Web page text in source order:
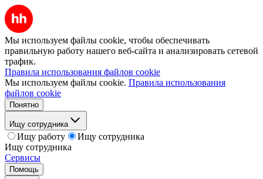
Мы используем файлы cookie, чтобы обеспечивать
правильную работу нашего веб-сайта и анализировать сетевой
трафик.
Правила использования файлов cookie
Мы используем файлы cookie. Правила использования
файлов cookie
Понятно
Ищу сотрудника
Ищу работу
Ищу сотрудника
Ищу сотрудника
Сервисы
Помощь